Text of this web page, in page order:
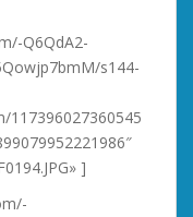
Q6QdA2-
s144-
117396027360545
]